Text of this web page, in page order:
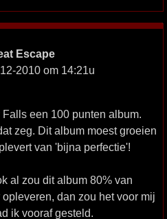
Escape
2010 om 14:21u
een 100 punten album.
zeg. Dit album moest groeien
van 'bijna perfectie'!
al zou dit album 80% van
dan zou het voor mij
ik vooraf gesteld.